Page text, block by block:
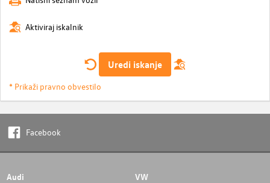
Aktiviraj iskalnik
Uredi iskanje
* Prikaži pravno obvestilo
Facebook
Audi VW